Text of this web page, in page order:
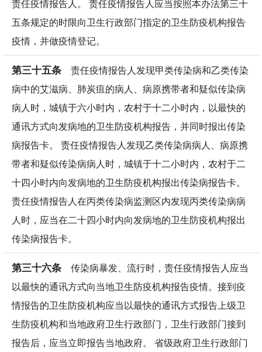
责任疫情报告人。 责任疫情报告人应当按照本办法第三十
五条规定的时限向卫生行政部门指定的卫生防疫机构报告
疫情，并做疫情登记。
第三十五条 责任疫情报告人发现甲类传染病和乙类传染
病中的艾滋病、肺炭疽的病人、病原携带者和疑似传染病
病人时，城镇于六小时内，农村于十二小时内，以最快的
通讯方式向发病地的卫生防疫机构报告，并同时报出传染
病报告卡。 责任疫情报告人发现乙类传染病病人、病原携
带者和疑似传染病病人时，城镇于十二小时内，农村于二
十四小时内向发病地的卫生防疫机构报出传染病报告卡。
责任疫情报告人在丙类传染病监测区内发现丙类传染病病
人时，应当在二十四小时内向发病地的卫生防疫机构报出
传染病报告卡。
第三十六条 传染病暴发、流行时，责任疫情报告人应当
以最快的通讯方式向当地卫生防疫机构报告疫情。接到疫
情报告的卫生防疫机构应当以最快的通讯方式报告上级卫
生防疫机构和当地政府卫生行政部门，卫生行政部门接到
报告后，应当立即报告当地政府。 省级政府卫生行政部门